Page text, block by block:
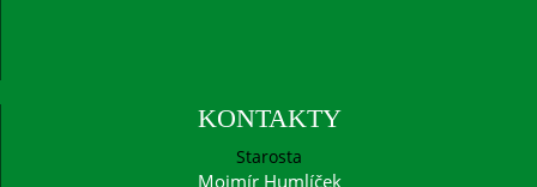
KONTAKTY
Starosta
Mojmír Humlíček